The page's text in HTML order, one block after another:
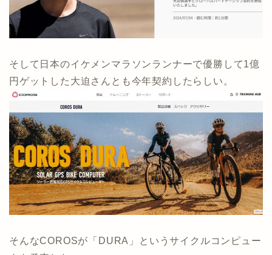
そして日本のイケメンマラソンランナーで優勝して1億
円ゲットした大迫さんとも今年契約したらしい。
そんなCOROSが「DURA」というサイクルコンピュー